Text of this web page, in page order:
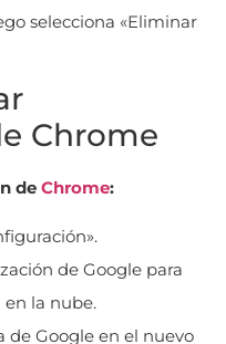
selecciona «Eliminar
Chrome
de Chrome:
de Google para
la nube.
de Google en el nuevo